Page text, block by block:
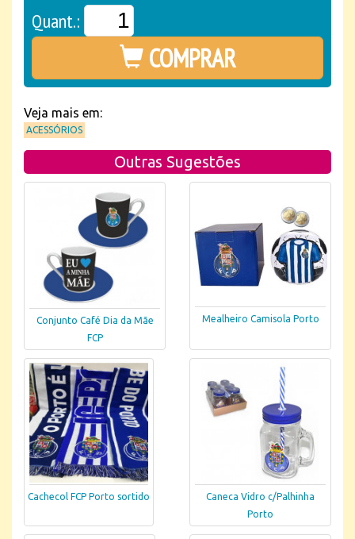
Quant.:
COMPRAR
Veja mais em:
ACESSÓRIOS
Outras Sugestões
Conjunto Café Dia da Mãe
FCP
Mealheiro Camisola Porto
Cachecol FCP Porto sortido
Caneca Vidro c/Palhinha
Porto